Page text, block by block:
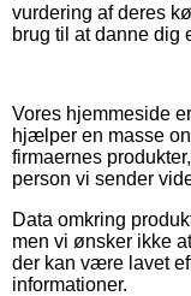
vurdering af deres
brug til at danne dig
Vores hjemmeside
hjælper en masse
firmaernes
person vi sender
Data omkring
men vi ønsker ikke
der kan være lavet
informationer.